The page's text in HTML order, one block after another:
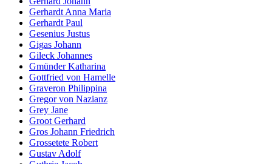
Gerhardt Anna Maria
Gerhardt Paul
Gesenius Justus
Gigas Johann
Gileck Johannes
Gmünder Katharina
Gottfried von Hamelle
Graveron Philippina
Gregor von Nazianz
Grey Jane
Groot Gerhard
Gros Johann Friedrich
Grossetete Robert
Gustav Adolf